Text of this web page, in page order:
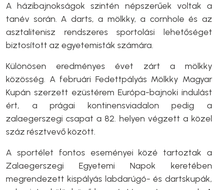
A házibajnokságok szintén népszerűek voltak a
tanév során. A darts, a mölkky, a cornhole és az
asztalitenisz rendszeres sportolási lehetőséget
biztosított az egyetemisták számára.
Különösen eredményes évet zárt a mölkky
közösség. A februári Fedettpályás Mölkky Magyar
Kupán szerzett ezüstérem Európa-bajnoki indulást
ért, a prágai kontinensviadalon pedig a
zalaegerszegi csapat a 82. helyen végzett a közel
száz résztvevő között.
A sportélet fontos eseményei közé tartoztak a
Zalaegerszegi Egyetemi Napok keretében
megrendezett kispályás labdarúgó- és dartskupák,